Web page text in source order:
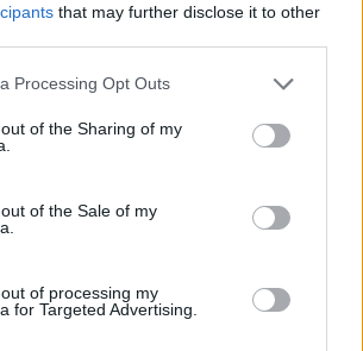
that may further disclose it to other
Processing Opt Outs
of the Sharing of my
of the Sale of my
of processing my
for Targeted Advertising.